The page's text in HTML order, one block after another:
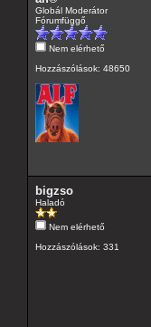
Globál Moderátor
Fórumfüggő
Nem elérhető
Hozzászólások: 48650
bigzso
Haladó
Nem elérhető
Hozzászólások: 331